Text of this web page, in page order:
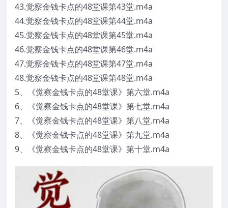
43.觉察金钱卡点的48堂课第43堂.m4a
44.觉察金钱卡点的48堂课第44堂.m4a
45.觉察金钱卡点的48堂课第45堂.m4a
46.觉察金钱卡点的48堂课第46堂.m4a
47.觉察金钱卡点的48堂课第47堂.m4a
48.觉察金钱卡点的48堂课第48堂.m4a
5、《觉察金钱卡点的48堂课》第六堂.m4a
6、《觉察金钱卡点的48堂课》第七堂.m4a
7、《觉察金钱卡点的48堂课》第八堂.m4a
8、《觉察金钱卡点的48堂课》第九堂.m4a
9、《觉察金钱卡点的48堂课》第十堂.m4a